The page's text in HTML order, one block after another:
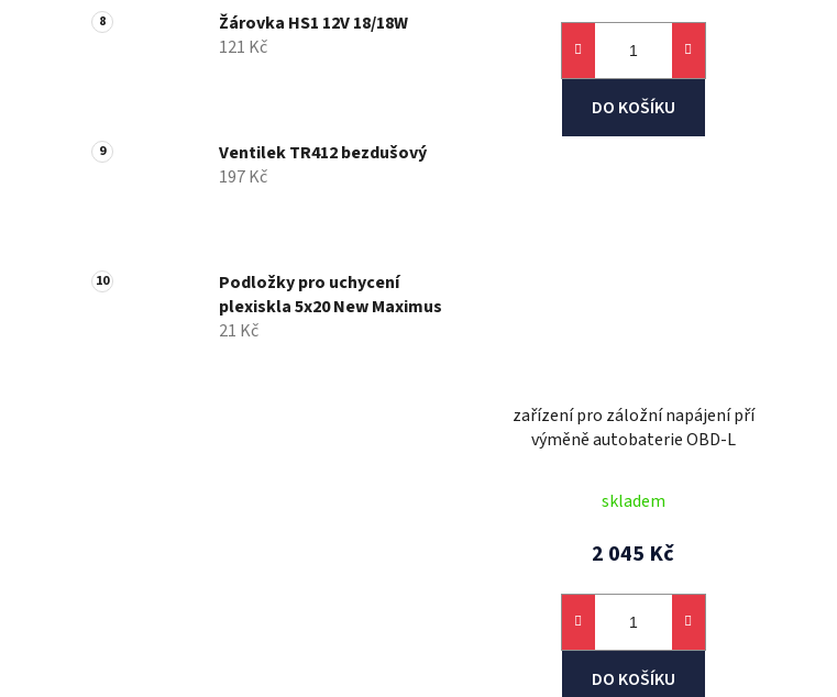
Žárovka HS1 12V 18/18W
121 Kč
Ventilek TR412 bezdušový
197 Kč
Podložky pro uchycení
plexiskla 5x20 New Maximus
21 Kč
DO KOŠÍKU
zařízení pro záložní napájení pří
výměně autobaterie OBD-L
skladem
2 045 Kč
DO KOŠÍKU